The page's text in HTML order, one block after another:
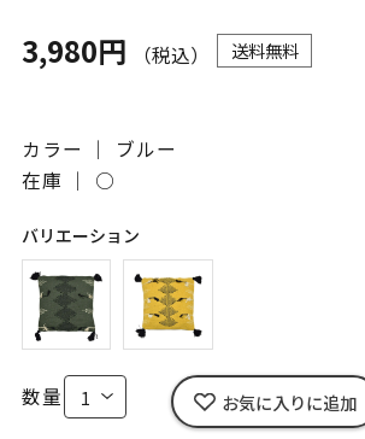
3,980円 （税込） 送料無料
カラー ｜ ブルー
在庫 ｜ ○
バリエーション
数量 お気に入りに追加